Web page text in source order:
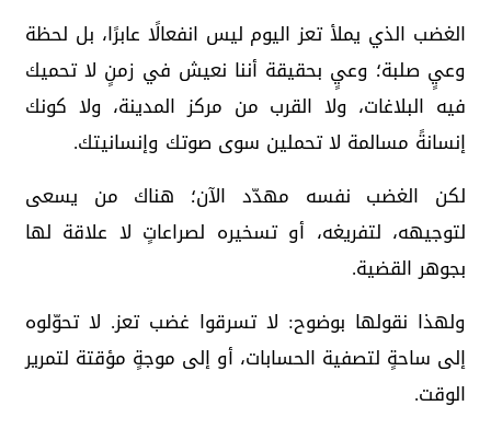
الغضب الذي يملأ تعز اليوم ليس انفعالًا عابرًا، بل لحظة
وعيٍ صلبة؛ وعيٍ بحقيقة أننا نعيش في زمنٍ لا تحميك
فيه البلاغات، ولا القرب من مركز المدينة، ولا كونك
إنسانةً مسالمة لا تحملين سوى صوتك وإنسانيتك.
لكن الغضب نفسه مهدّد الآن؛ هناك من يسعى
لتوجيهه، لتفريغه، أو تسخيره لصراعاتٍ لا علاقة لها
بجوهر القضية.
ولهذا نقولها بوضوح: لا تسرقوا غضب تعز. لا تحوّلوه
إلى ساحةٍ لتصفية الحسابات، أو إلى موجةٍ مؤقتة لتمرير
الوقت.